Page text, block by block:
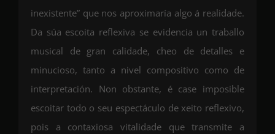
inexistente” que nos aproximaría algo á realidade.
Da súa escoita reflexiva se evidencia un traballo
musical de gran calidade, cheo de detalles e
minucioso, tanto a nivel compositivo como de
interpretación. Non obstante, é case imposible
escoitar todo o seu espectáculo de xeito reflexivo,
pois a contaxiosa vitalidade que transmite a